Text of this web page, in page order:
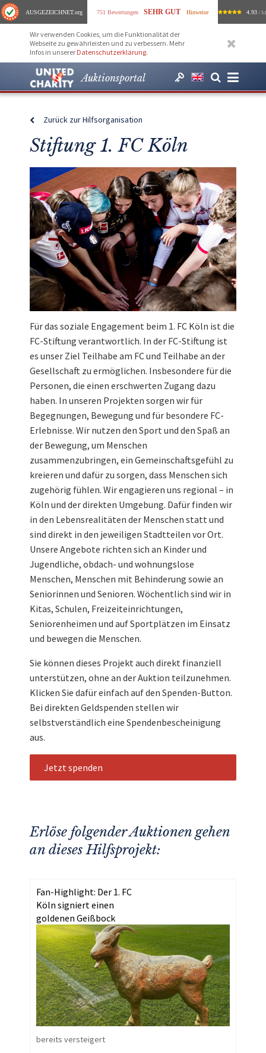
AUSGEZEICHNET.org 751 Bewertungen SEHR GUT Hinweise 4.93 /
Wir verwenden Cookies, um die Funktionalität der
Webseite zu gewährleisten und zu verbessern. Mehr
Infos in unserer Datenschutzerklärung.
Auktionsportal
Zurück zur Hilfsorganisation
Stiftung 1. FC Köln
Für das soziale Engagement beim 1. FC Köln ist die
FC-Stiftung verantwortlich. In der FC-Stiftung ist
es unser Ziel Teilhabe am FC und Teilhabe an der
Gesellschaft zu ermöglichen. Insbesondere für die
Personen, die einen erschwerten Zugang dazu
haben. In unseren Projekten sorgen wir für
Begegnungen, Bewegung und für besondere FC-
Erlebnisse. Wir nutzen den Sport und den Spaß an
der Bewegung, um Menschen
zusammenzubringen, ein Gemeinschaftsgefühl zu
kreieren und dafür zu sorgen, dass Menschen sich
zugehörig fühlen. Wir engagieren uns regional – in
Köln und der direkten Umgebung. Dafür finden wir
in den Lebensrealitäten der Menschen statt und
sind direkt in den jeweiligen Stadtteilen vor Ort.
Unsere Angebote richten sich an Kinder und
Jugendliche, obdach- und wohnungslose
Menschen, Menschen mit Behinderung sowie an
Seniorinnen und Senioren. Wöchentlich sind wir in
Kitas, Schulen, Freizeiteinrichtungen,
Seniorenheimen und auf Sportplätzen im Einsatz
und bewegen die Menschen.
Sie können dieses Projekt auch direkt finanziell
unterstützen, ohne an der Auktion teilzunehmen.
Klicken Sie dafür einfach auf den Spenden-Button.
Bei direkten Geldspenden stellen wir
selbstverständlich eine Spendenbescheinigung
aus.
Jetzt spenden
Erlöse folgender Auktionen gehen
an dieses Hilfsprojekt:
Fan-Highlight: Der 1. FC
Köln signiert einen
goldenen Geißbock
bereits versteigert